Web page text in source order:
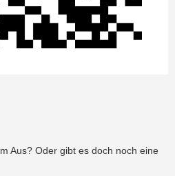
Aus? Oder gibt es doch noch eine